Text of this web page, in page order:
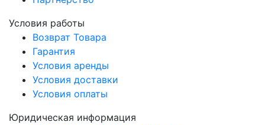
Условия работы
Возврат Товара
Гарантия
Условия аренды
Условия доставки
Условия оплаты
Юридическая информация